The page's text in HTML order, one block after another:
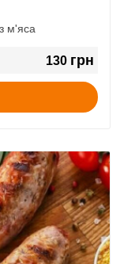
м'яса
130 грн